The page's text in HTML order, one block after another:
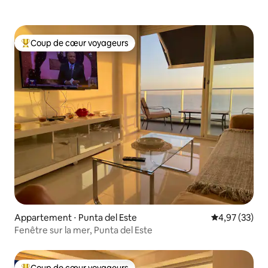
Coups de cœur voyageurs les plus appréciés
Coup de cœur voyageurs
Appartement ⋅ Punta del Este Évaluation
4,97 (33)
Fenêtre sur la mer, Punta del Este